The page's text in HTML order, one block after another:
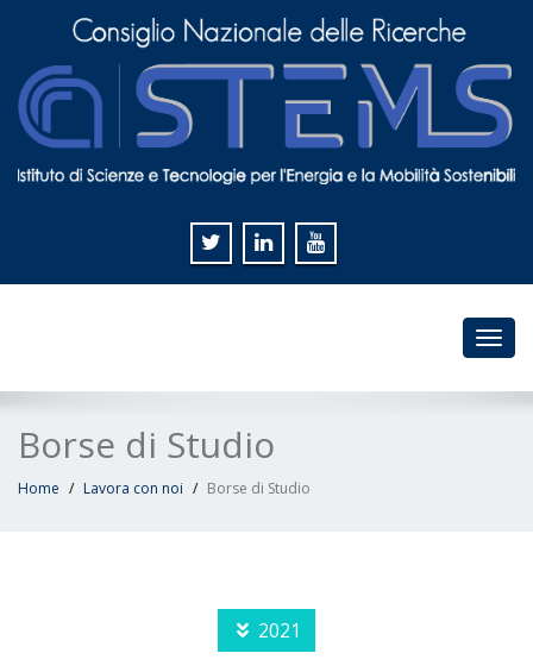
Borse di Studio
Home Lavora con noi Borse di Studio
2021